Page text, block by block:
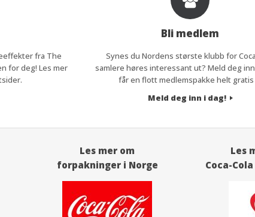
fra The
for deg! Les mer
Bli medlem
Synes du Nordens største klubb for
samlere høres interessant ut? Meld deg
får en flott medlemspakke helt gratis
Meld deg inn i dag!
Les mer om
forpakninger i Norge
Les
Coca-